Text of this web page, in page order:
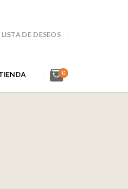
LISTA DE DESEOS
0